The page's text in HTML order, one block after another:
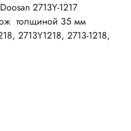
2713Y-1217
толщиной 35 мм
2713Y1218, 2713-1218,